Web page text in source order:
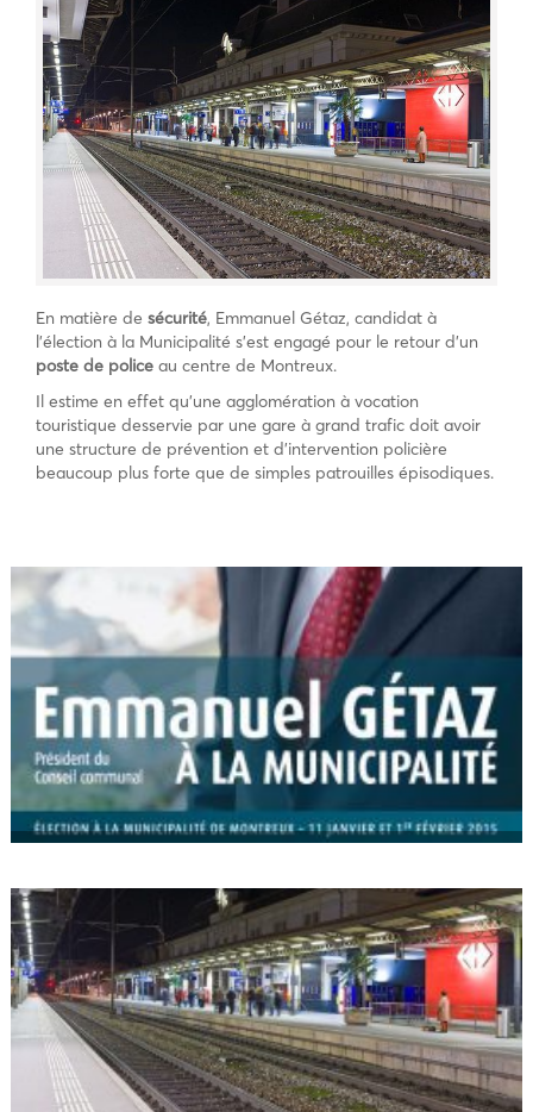
En matière de sécurité, Emmanuel Gétaz, candidat à
l’élection à la Municipalité s’est engagé pour le retour d’un
poste de police au centre de Montreux.
Il estime en effet qu’une agglomération à vocation
touristique desservie par une gare à grand trafic doit avoir
une structure de prévention et d’intervention policière
beaucoup plus forte que de simples patrouilles épisodiques.